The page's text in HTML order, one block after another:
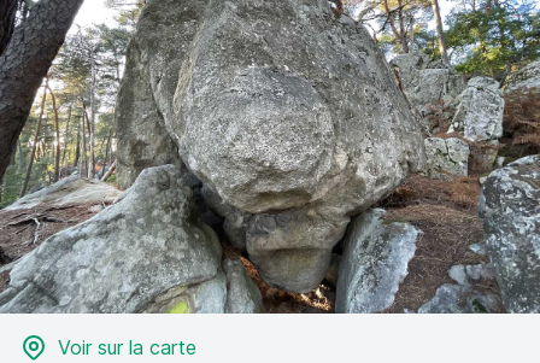
Voir sur la carte